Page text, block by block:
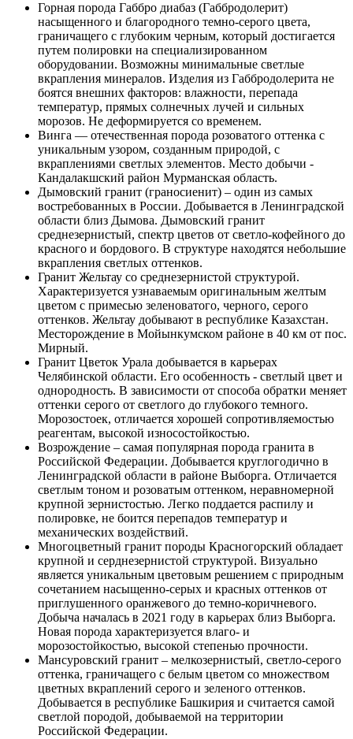
Горная порода Габбро диабаз (Габбродолерит)
насыщенного и благородного темно-серого цвета,
граничащего с глубоким черным, который достигается
путем полировки на специализированном
оборудовании. Возможны минимальные светлые
вкрапления минералов. Изделия из Габбродолерита не
боятся внешних факторов: влажности, перепада
температур, прямых солнечных лучей и сильных
морозов. Не деформируется со временем.
Винга — отечественная порода розоватого оттенка с
уникальным узором, созданным природой, с
вкраплениями светлых элементов. Место добычи -
Кандалакшский район Мурманская область.
Дымовский гранит (граносиенит) – один из самых
востребованных в России. Добывается в Ленинградской
области близ Дымова. Дымовский гранит
среднезернистый, спектр цветов от светло-кофейного до
красного и бордового. В структуре находятся небольшие
вкрапления светлых оттенков.
Гранит Жельтау со среднезернистой структурой.
Характеризуется узнаваемым оригинальным желтым
цветом с примесью зеленоватого, черного, серого
оттенков. Жельтау добывают в республике Казахстан.
Месторождение в Мойынкумском районе в 40 км от пос.
Мирный.
Гранит Цветок Урала добывается в карьерах
Челябинской области. Его особенность - светлый цвет и
однородность. В зависимости от способа обратки меняет
оттенки серого от светлого до глубокого темного.
Морозостоек, отличается хорошей сопротивляемостью
реагентам, высокой износостойкостью.
Возрождение – самая популярная порода гранита в
Российской Федерации. Добывается круглогодично в
Ленинградской области в районе Выборга. Отличается
светлым тоном и розоватым оттенком, неравномерной
крупной зернистостью. Легко поддается распилу и
полировке, не боится перепадов температур и
механических воздействий.
Многоцветный гранит породы Красногорский обладает
крупной и серднезернистой структурой. Визуально
является уникальным цветовым решением с природным
сочетанием насыщенно-серых и красных оттенков от
приглушенного оранжевого до темно-коричневого.
Добыча началась в 2021 году в карьерах близ Выборга.
Новая порода характеризуется влаго- и
морозостойкостью, высокой степенью прочности.
Мансуровский гранит – мелкозернистый, светло-серого
оттенка, граничащего с белым цветом со множеством
цветных вкраплений серого и зеленого оттенков.
Добывается в республике Башкирия и считается самой
светлой породой, добываемой на территории
Российской Федерации.